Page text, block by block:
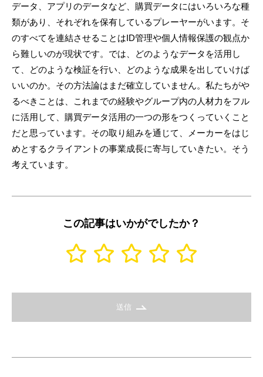
データ、アプリのデータなど、購買データにはいろいろな種
類があり、それぞれを保有しているプレーヤーがいます。そ
のすべてを連結させることはID管理や個人情報保護の観点か
ら難しいのが現状です。では、どのようなデータを活用し
て、どのような検証を行い、どのような成果を出していけば
いいのか。その方法論はまだ確立していません。私たちがや
るべきことは、これまでの経験やグループ内の人材力をフル
に活用して、購買データ活用の一つの形をつくっていくこと
だと思っています。その取り組みを通じて、メーカーをはじ
めとするクライアントの事業成長に寄与していきたい。そう
考えています。
この記事はいかがでしたか？
送信